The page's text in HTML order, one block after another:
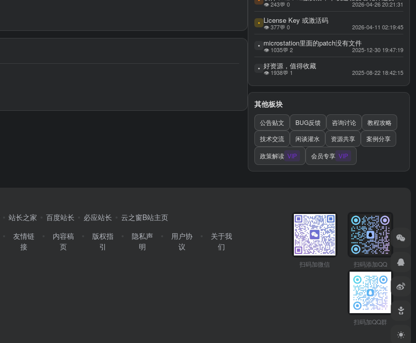
👁 243💬 0 2026-04-26 20:21:31
• License Key 或激活码
👁 377💬 0 2026-04-11 02:19:45
• microstation里面的patch没有文件
👁 1035💬 2 2025-12-30 19:47:19
• 好资源，值得收藏
👁 1938💬 1 2025-08-22 18:42:15
其他板块
公告贴文 BUG反馈 咨询讨论
教程攻略
技术交流
闲谈灌水 资源共享
案例分享
政策解读 VIP 会员专享 VIP
站长之家 百度站长 必应站长
云之窗B站主页
友情链
接
内容稿
页
版权指
引
隐私声
明
用户协
议
关于我
们
扫码加微信 扫码添加QQ
扫码加QQ群